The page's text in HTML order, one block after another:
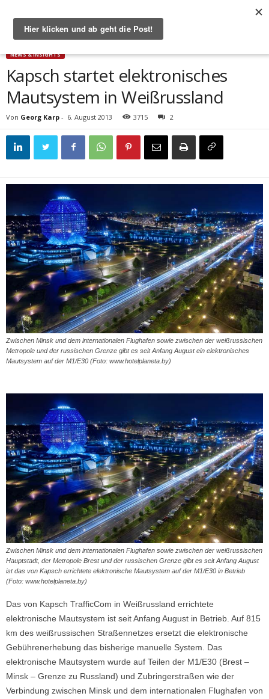
Start News & Insights Kapsch startet elektronisches Mautsystem in Weißrussland
NEWS & INSIGHTS
Kapsch startet elektronisches
Mautsystem in Weißrussland
Von Georg Karp - 6. August 2013 3715 2
Zwischen Minsk und dem internationalen Flughafen sowie zwischen der weißrussischen
Metropole und der russischen Grenze gibt es seit Anfang August ein elektronisches
Mautsystem auf der M1/E30 (Foto: www.hotelplaneta.by)
Zwischen Minsk und dem internationalen Flughafen sowie zwischen der weißrussischen
Hauptstadt, der Metropole Brest und der russischen Grenze gibt es seit Anfang August
ist das von Kapsch errichtete elektronische Mautsystem auf der M1/E30 in Betrieb
(Foto: www.hotelplaneta.by)
Das von Kapsch TrafficCom in Weißrussland errichtete
elektronische Mautsystem ist seit Anfang August in Betrieb. Auf 815
km des weißrussischen Straßennetzes ersetzt die elektronische
Gebührenerhebung das bisherige manuelle System. Das
elektronische Mautsystem wurde auf Teilen der M1/E30 (Brest –
Minsk – Grenze zu Russland) und Zubringerstraßen wie der
Verbindung zwischen Minsk und dem internationalen Flughafen von